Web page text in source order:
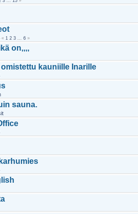
« 1 2 3 ... 6 »
on,,,,
kauniille Inarille
sauna.